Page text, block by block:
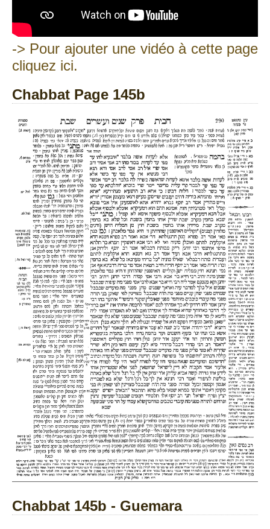
-> Pour ajouter une vidéo à cette page
cliquez ici.
Chabbat Page 145b
Chabbat 145b - Guemara